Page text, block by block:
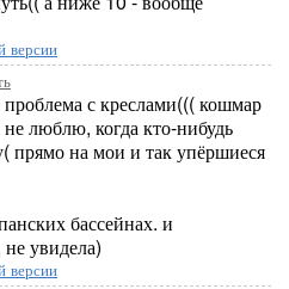
версии
проблема с креслами((( кошмар
не люблю, когда кто-нибудь
прямо на мои и так упёршиеся
бассейнах. и
увидела)
версии